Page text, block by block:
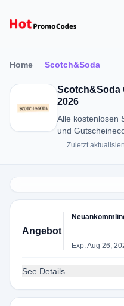
Home Scotch&Soda
Scotch&Soda
2026
Alle kostenlosen
und
August 2026
Zuletzt
Angebot
Exp: Aug 26,
See Details